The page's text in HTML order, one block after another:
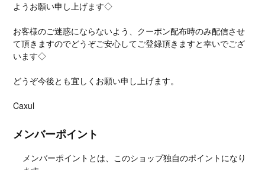
ようお願い申し上げます◇
お客様のご迷惑にならないよう、クーポン配布時のみ配信させ
て頂きますのでどうぞご安心してご登録頂きますと幸いでござ
います◇
どうぞ今後とも宜しくお願い申し上げます。
Caxul
メンバーポイント
メンバーポイントとは、このショップ独自のポイントになり